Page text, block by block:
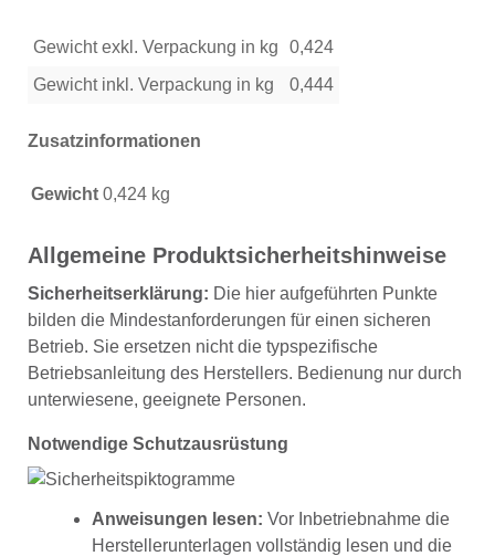
Gewicht exkl. Verpackung in kg
0,424
Gewicht inkl. Verpackung in kg
0,444
Zusatzinformationen
Gewicht 0,424 kg
Allgemeine Produktsicherheitshinweise
Sicherheitserklärung: Die hier aufgeführten Punkte
bilden die Mindestanforderungen für einen sicheren
Betrieb. Sie ersetzen nicht die typspezifische
Betriebsanleitung des Herstellers. Bedienung nur durch
unterwiesene, geeignete Personen.
Notwendige Schutzausrüstung
Anweisungen lesen: Vor Inbetriebnahme die
Herstellerunterlagen vollständig lesen und die